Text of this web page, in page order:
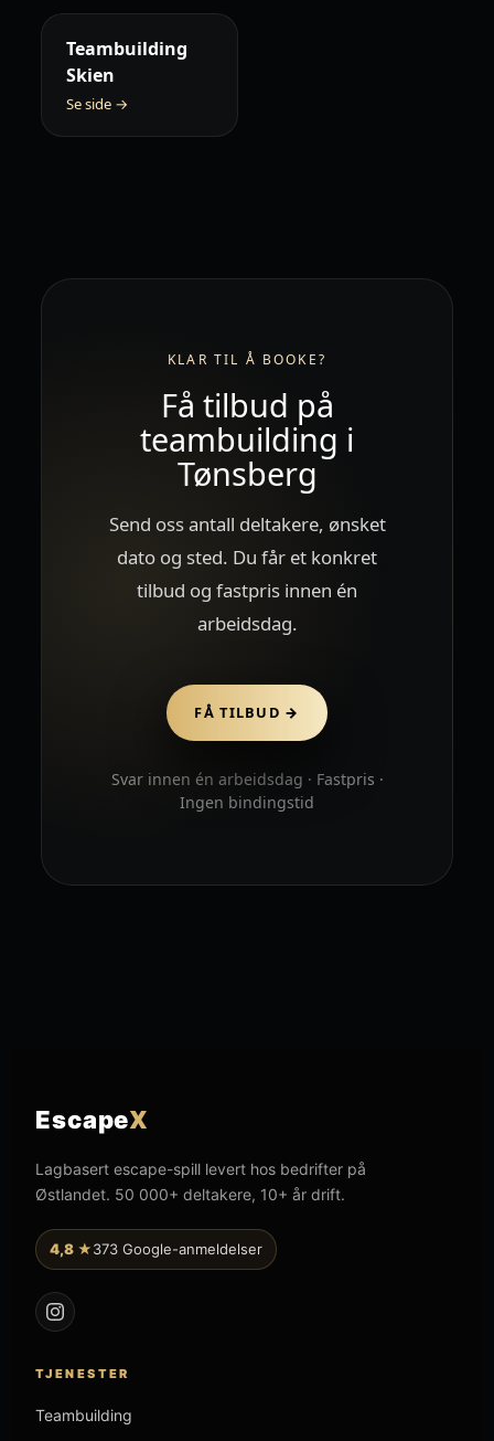
Teambuilding
Skien
Se side →
KLAR TIL Å BOOKE?
Få tilbud på
teambuilding i
Tønsberg
Send oss antall deltakere, ønsket
dato og sted. Du får et konkret
tilbud og fastpris innen én
arbeidsdag.
FÅ TILBUD →
Svar innen én arbeidsdag · Fastpris ·
Ingen bindingstid
EscapeX
Lagbasert escape-spill levert hos bedrifter på
Østlandet. 50 000+ deltakere, 10+ år drift.
4,8 ★373 Google-anmeldelser
TJENESTER
Teambuilding